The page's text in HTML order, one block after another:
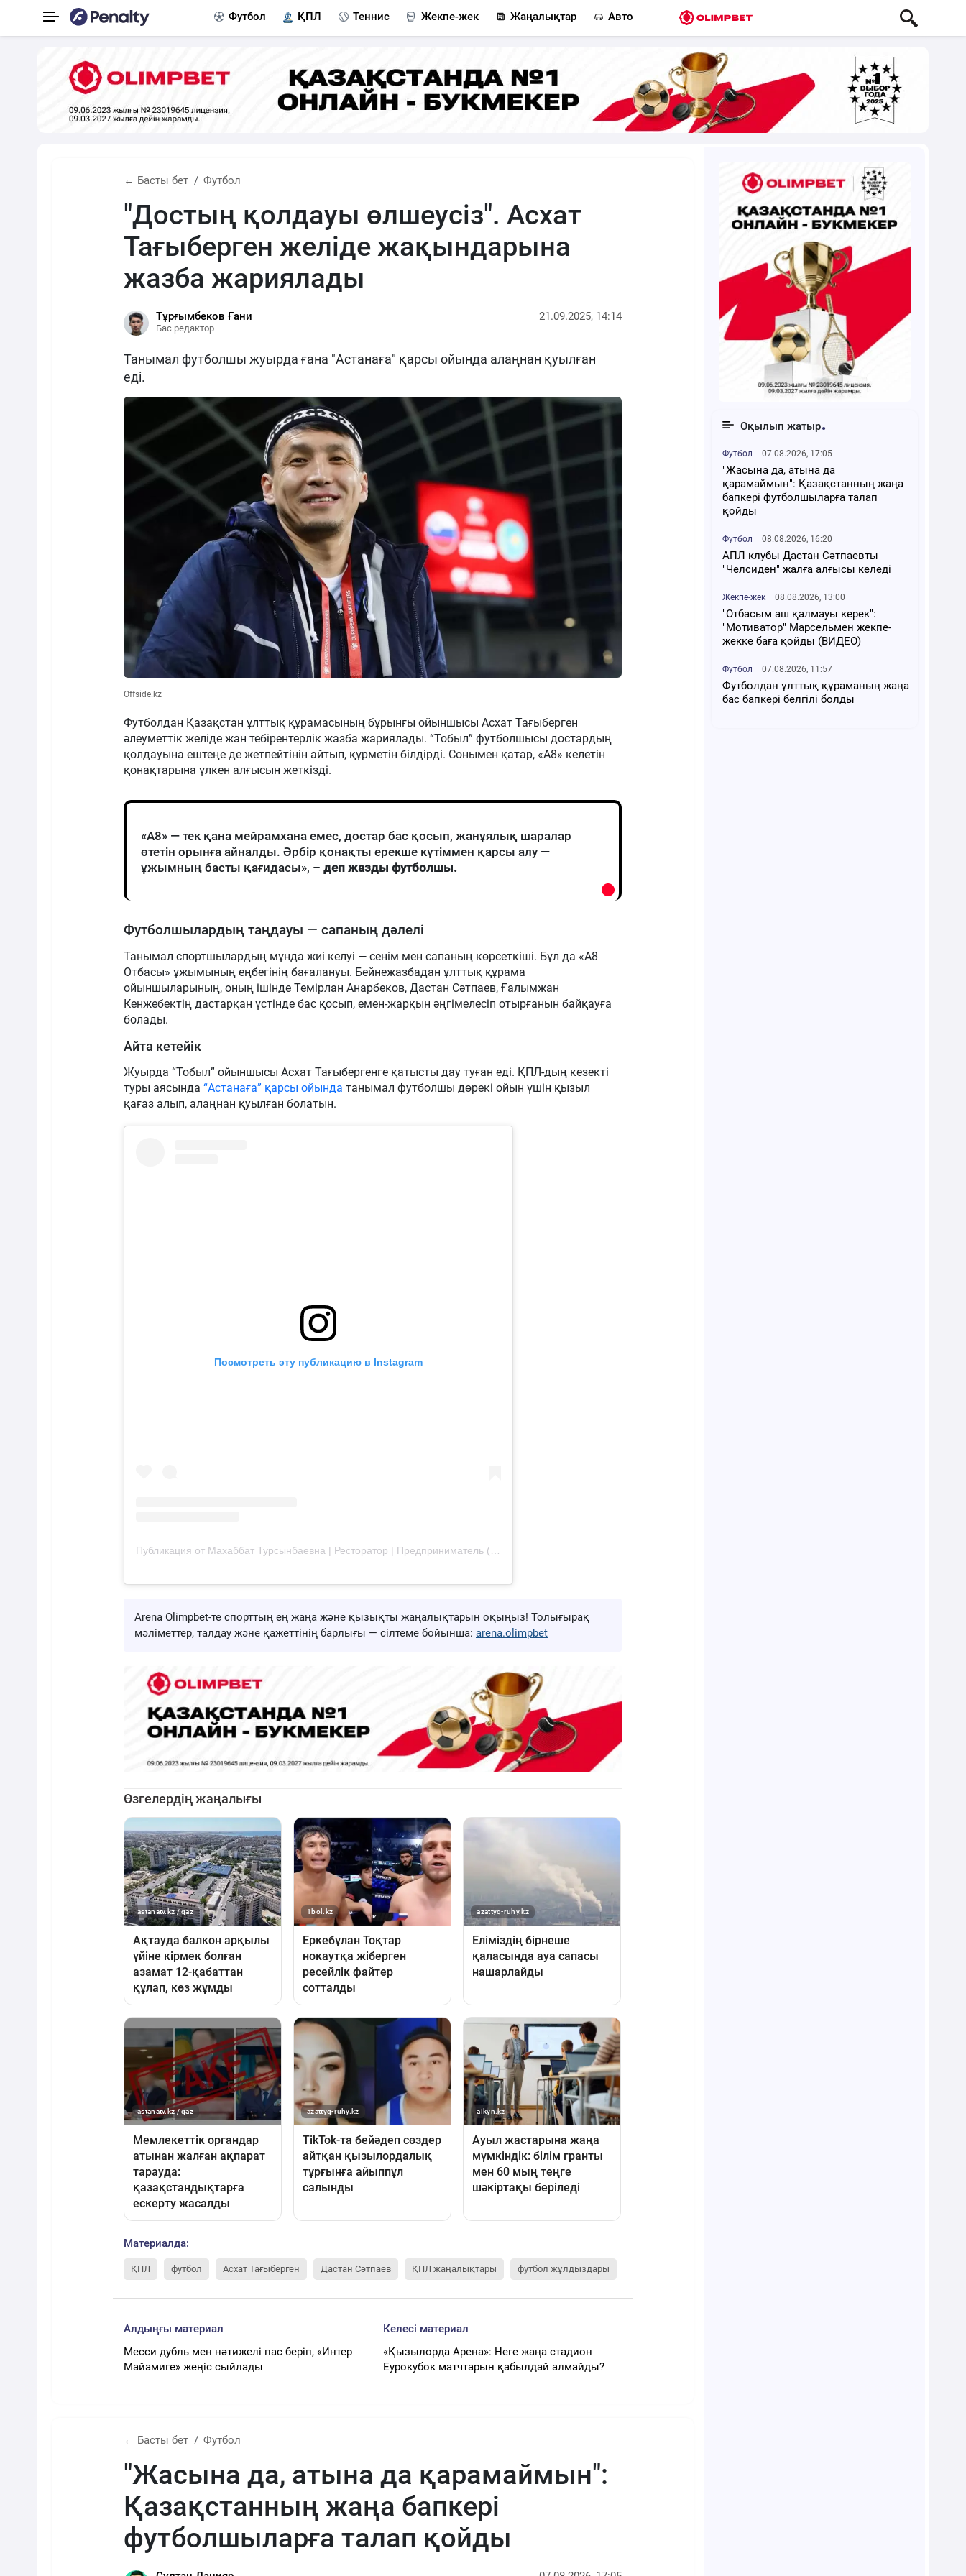
Футбол ҚПЛ Теннис Жекпе-жек Жаңалықтар Авто
← Басты бет Футбол
"Достың қолдауы өлшеусіз". Асхат
Тағыберген желіде жақындарына
жазба жариялады
Тұрғымбеков Ғани
Бас редактор
21.09.2025, 14:14
Танымал футболшы жуырда ғана "Астанаға" қарсы ойында алаңнан қуылған
еді.
Offside.kz
Футболдан Қазақстан ұлттық құрамасының бұрынғы ойыншысы Асхат Тағыберген
әлеуметтік желіде жан тебірентерлік жазба жариялады. “Тобыл” футболшысы достардың
қолдауына ештеңе де жетпейтінін айтып, құрметін білдірді. Сонымен қатар, «А8» келетін
қонақтарына үлкен алғысын жеткізді.
«А8» — тек қана мейрамхана емес, достар бас қосып, жанұялық шаралар
өтетін орынға айналды. Әрбір қонақты ерекше күтіммен қарсы алу —
ұжымның басты қағидасы», – деп жазды футболшы.
Футболшылардың таңдауы — сапаның дәлелі
Танымал спортшылардың мұнда жиі келуі — сенім мен сапаның көрсеткіші. Бұл да «А8
Отбасы» ұжымының еңбегінің бағалануы. Бейнежазбадан ұлттық құрама
ойыншыларының, оның ішінде Темірлан Анарбеков, Дастан Сәтпаев, Ғалымжан
Кенжебектің дастарқан үстінде бас қосып, емен-жарқын әңгімелесіп отырғанын байқауға
болады.
Айта кетейік
Жуырда “Тобыл” ойыншысы Асхат Тағыбергенге қатысты дау туған еді. ҚПЛ-дың кезекті
туры аясында “Астанаға” қарсы ойында танымал футболшы дөрекі ойын үшін қызыл
қағаз алып, алаңнан қуылған болатын.
Посмотреть эту публикацию в Instagram
Arena Olimpbet-те спорттың ең жаңа және қызықты жаңалықтарын оқыңыз! Толығырақ
мәліметтер, талдау және қажеттінің барлығы — сілтеме бойынша: arena.olimpbet
Материалда:
ҚПЛ футбол Асхат Тағыберген Дастан Сәтпаев ҚПЛ жаңалықтары футбол жұлдыздары
Алдыңғы материал
Месси дубль мен нәтижелі пас беріп, «Интер
Майамиге» жеңіс сыйлады
Келесі материал
«Қызылорда Арена»: Неге жаңа стадион
Еурокубок матчтарын қабылдай алмайды?
← Басты бет Футбол
"Жасына да, атына да қарамаймын":
Қазақстанның жаңа бапкері
футболшыларға талап қойды
Оқылып жатыр
Футбол 07.08.2026, 17:05
"Жасына да, атына да
қарамаймын": Қазақстанның жаңа
бапкері футболшыларға талап
қойды
Футбол 08.08.2026, 16:20
АПЛ клубы Дастан Сәтпаевты
"Челсиден" жалға алғысы келеді
Жекпе-жек 08.08.2026, 13:00
"Отбасым аш қалмауы керек":
"Мотиватор" Марсельмен жекпе-
жекке баға қойды (ВИДЕО)
Футбол 07.08.2026, 11:57
Футболдан ұлттық құраманың жаңа
бас бапкері белгілі болды